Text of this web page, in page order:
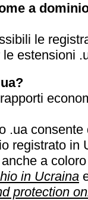
a
le
estensioni
.ua consente
registrato in
a
in Ucraina
protection